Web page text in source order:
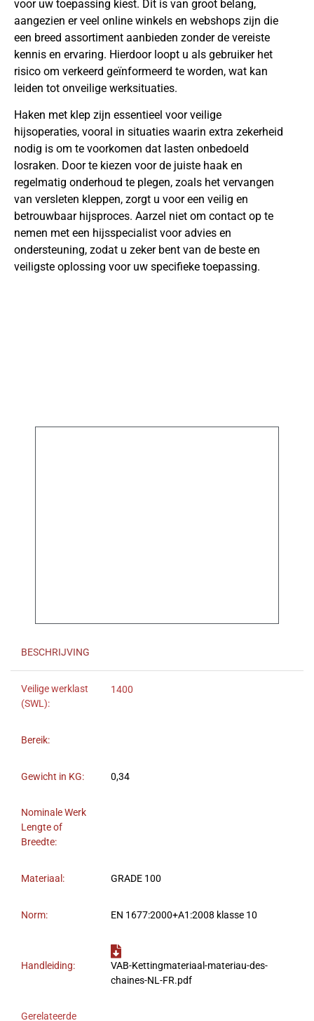
voor uw toepassing kiest. Dit is van groot belang,
aangezien er veel online winkels en webshops zijn die
een breed assortiment aanbieden zonder de vereiste
kennis en ervaring. Hierdoor loopt u als gebruiker het
risico om verkeerd geïnformeerd te worden, wat kan
leiden tot onveilige werksituaties.
Haken met klep zijn essentieel voor veilige
hijsoperaties, vooral in situaties waarin extra zekerheid
nodig is om te voorkomen dat lasten onbedoeld
losraken. Door te kiezen voor de juiste haak en
regelmatig onderhoud te plegen, zoals het vervangen
van versleten kleppen, zorgt u voor een veilig en
betrouwbaar hijsproces. Aarzel niet om contact op te
nemen met een hijsspecialist voor advies en
ondersteuning, zodat u zeker bent van de beste en
veiligste oplossing voor uw specifieke toepassing.
BESCHRIJVING
Veilige werklast
(SWL):
1400
Bereik:
Gewicht in KG: 0,34
Nominale Werk
Lengte of
Breedte:
Materiaal: GRADE 100
Norm: EN 1677:2000+A1:2008 klasse 10
Handleiding:
VAB-Kettingmateriaal-materiau-des-
chaines-NL-FR.pdf
Gerelateerde